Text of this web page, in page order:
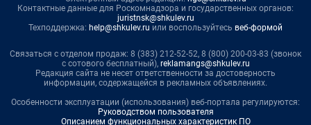
Контактные данные для Роскомнадзора и государственных органов:
juristnsk@shkulev.ru
Техподдержка: help@shkulev.ru или воспользуйтесь веб-формой
Связаться с отделом продаж: 8 (383) 212-52-52, 8 (800) 200-03-83 (звонок
с сотового бесплатный), reklamangs@shkulev.ru
Редакция сайта не несет ответственности за достоверность
информации, содержащейся в рекламных объявлениях.
Особенности эксплуатации (использования) веб-портала регулируются:
Руководством пользователя
Описанием функциональных характеристик ПО